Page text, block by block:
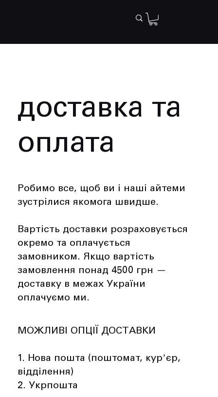
доставка та
оплата
Робимо все, щоб ви і наші айтеми
зустрілися якомога швидше.
Вартість доставки розраховується
окремо та оплачується
замовником. Якщо вартість
замовлення понад 4500 грн —
доставку в межах України
оплачуємо ми.
МОЖЛИВІ ОПЦІЇ ДОСТАВКИ
1. Нова пошта (поштомат, курʼєр,
відділення)
2. Укрпошта